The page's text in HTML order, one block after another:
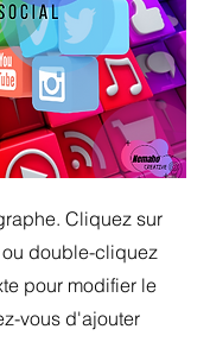
Cliquez sur
ou double-cliquez
pour modifier le
vous d'ajouter